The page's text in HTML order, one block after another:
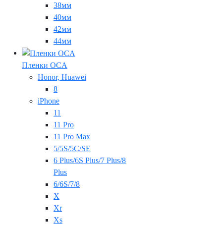
38мм
40мм
42мм
44мм
Пленки OCA
Honor, Huawei
8
iPhone
11
11 Pro
11 Pro Max
5/5S/5C/SE
6 Plus/6S Plus/7 Plus/8
Plus
6/6S/7/8
X
Xr
Xs